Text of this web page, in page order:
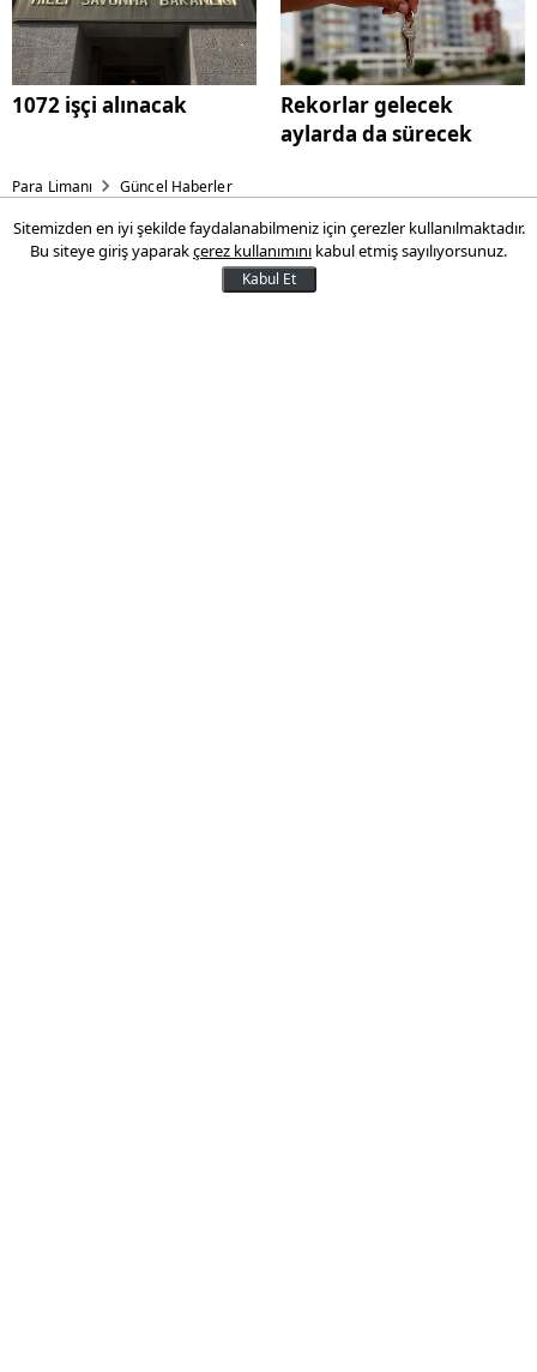
1072 işçi alınacak
Rekorlar gelecek
aylarda da sürecek
Para Limanı Güncel Haberler
Haziranda 614 firmaya
dahilde işleme izin belgesi
Sitemizden en iyi şekilde faydalanabilmeniz için çerezler kullanılmaktadır.
Bu siteye giriş yaparakçerez kullanımını kabul etmiş sayılıyorsunuz.
Kabul Et